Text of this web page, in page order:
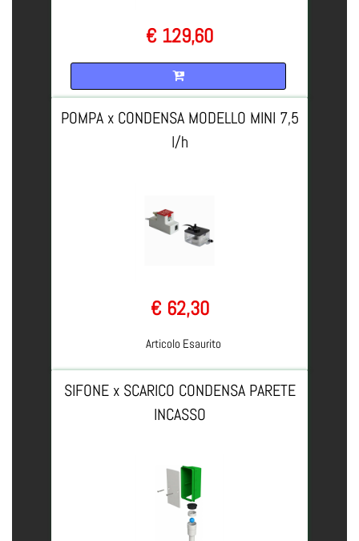
€ 129,60
POMPA x CONDENSA MODELLO MINI 7,5
l/h
€ 62,30
Articolo Esaurito
SIFONE x SCARICO CONDENSA PARETE
INCASSO